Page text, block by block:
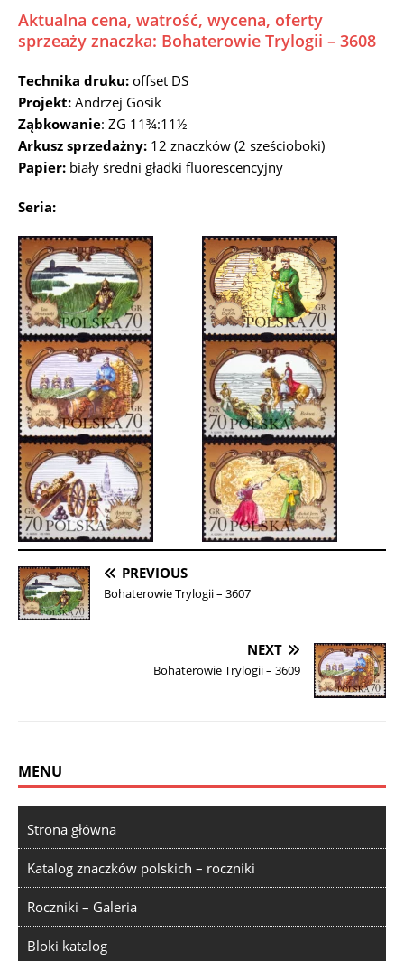
Aktualna cena, watrość, wycena, oferty
sprzeaży znaczka: Bohaterowie Trylogii – 3608
Technika druku: offset DS
Projekt: Andrzej Gosik
Ząbkowanie: ZG 11¾:11½
Arkusz sprzedażny: 12 znaczków (2 sześcioboki)
Papier: biały średni gładki fluorescencyjny
Seria:
PREVIOUS
Bohaterowie Trylogii – 3607
NEXT
Bohaterowie Trylogii – 3609
MENU
Strona główna
Katalog znaczków polskich – roczniki
Roczniki – Galeria
Bloki katalog